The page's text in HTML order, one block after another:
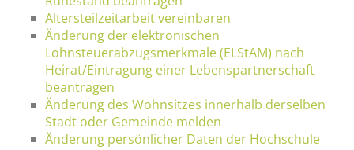
Altersteilzeitarbeit vereinbaren
Änderung der elektronischen
Lohnsteuerabzugsmerkmale (ELStAM) nach
Heirat/Eintragung einer Lebenspartnerschaft
beantragen
Änderung des Wohnsitzes innerhalb derselben
Stadt oder Gemeinde melden
Änderung persönlicher Daten der Hochschule